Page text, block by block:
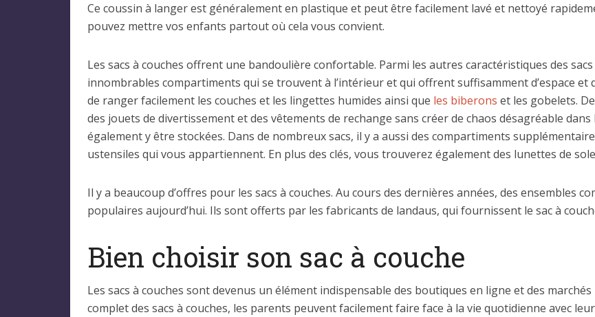
Ce coussin à langer est généralement en plastique et peut être facilement lavé et nettoyé
pouvez mettre vos enfants partout où cela vous convient.
Les sacs à couches offrent une bandoulière confortable. Parmi les autres caractéristiques des
innombrables compartiments qui se trouvent à l’intérieur et qui offrent suffisamment d’espace
de ranger facilement les couches et les lingettes humides ainsi que les biberons et les gobelets.
des jouets de divertissement et des vêtements de rechange sans créer de chaos désagréable
également y être stockées. Dans de nombreux sacs, il y a aussi des compartiments
ustensiles qui vous appartiennent. En plus des clés, vous trouverez également des lunettes de
Il y a beaucoup d’offres pour les sacs à couches. Au cours des dernières années, des ensembles
populaires aujourd’hui. Ils sont offerts par les fabricants de landaus, qui fournissent le sac à
Bien choisir son sac à couche
Les sacs à couches sont devenus un élément indispensable des boutiques en ligne et des
complet des sacs à couches, les parents peuvent facilement faire face à la vie quotidienne avec